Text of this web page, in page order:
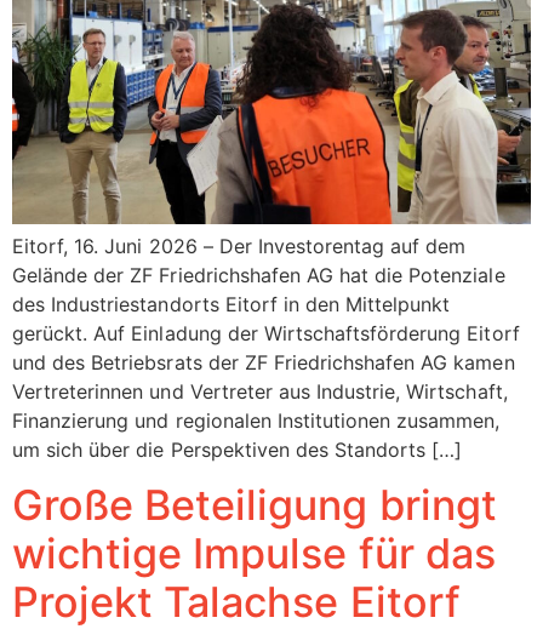
Eitorf, 16. Juni 2026 – Der Investorentag auf dem
Gelände der ZF Friedrichshafen AG hat die Potenziale
des Industriestandorts Eitorf in den Mittelpunkt
gerückt. Auf Einladung der Wirtschaftsförderung Eitorf
und des Betriebsrats der ZF Friedrichshafen AG kamen
Vertreterinnen und Vertreter aus Industrie, Wirtschaft,
Finanzierung und regionalen Institutionen zusammen,
um sich über die Perspektiven des Standorts […]
Große Beteiligung bringt
wichtige Impulse für das
Projekt Talachse Eitorf